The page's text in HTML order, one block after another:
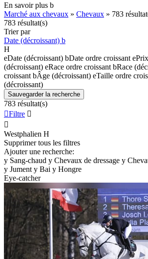
En savoir plus b
Marché aux chevaux » Chevaux » 783
783 résultat(s)
Trier par
Date (décroissant) b
H
eDate (décroissant) bDate ordre croissant e
(décroissant) eRace ordre croissant bRace
croissant bÂge (décroissant) eTaille ordre
(décroissant)
Sauvegarder la recherche
783 résultat(s)
Filtre 

Westphalien H
Supprimer tous les filtres
Ajouter une recherche:
y Sang-chaud y Chevaux de dressage y
y Jument y Bai y Hongre
Eye-catcher